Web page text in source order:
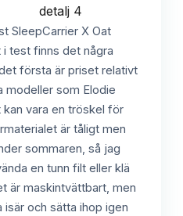
SleepCarrier X Oat
test finns det några
första är priset relativt
modeller som Elodie
vara en tröskel för
är tåligt men
sommaren, så jag
en tunn filt eller klä
är maskintvättbart, men
och sätta ihop igen